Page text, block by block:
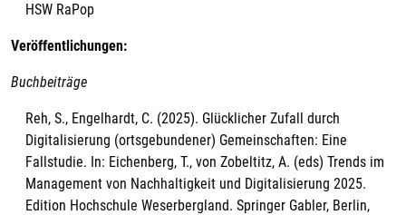
HSW RaPop
Veröffentlichungen:
Buchbeiträge
Reh, S., Engelhardt, C. (2025). Glücklicher Zufall durch
Digitalisierung (ortsgebundener) Gemeinschaften: Eine
Fallstudie. In: Eichenberg, T., von Zobeltitz, A. (eds) Trends im
Management von Nachhaltigkeit und Digitalisierung 2025.
Edition Hochschule Weserbergland. Springer Gabler, Berlin,